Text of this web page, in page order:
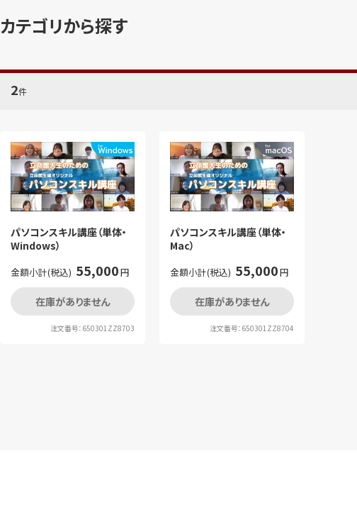
カテゴリから探す
2件
パソコンスキル講座（単体・
Windows）
金額小計(税込) 55,000円
在庫がありません
注文番号：650301ZZ8703
パソコンスキル講座（単体・
Mac）
金額小計(税込) 55,000円
在庫がありません
注文番号：650301ZZ8704